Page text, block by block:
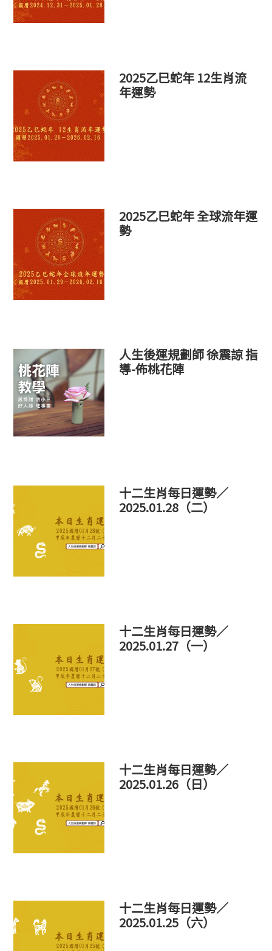
2025乙巳蛇年 12生肖流
年運勢
2025乙巳蛇年 全球流年運
勢
人生後運規劃師 徐震諒 指
導-佈桃花陣
十二生肖每日運勢／
2025.01.28（二）
十二生肖每日運勢／
2025.01.27（一）
十二生肖每日運勢／
2025.01.26（日）
十二生肖每日運勢／
2025.01.25（六）